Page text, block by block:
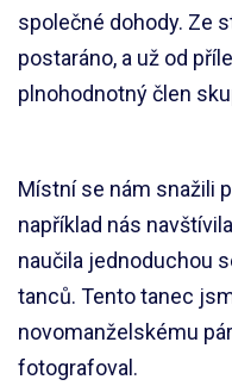
společné dohody. Ze
postaráno, a už od
plnohodnotný člen
Místní se nám snažili
například nás
naučila jednoduchou
tanců. Tento tanec
novomanželskému
fotografoval.